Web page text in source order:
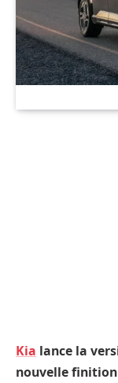
Kia lance la
nouvelle